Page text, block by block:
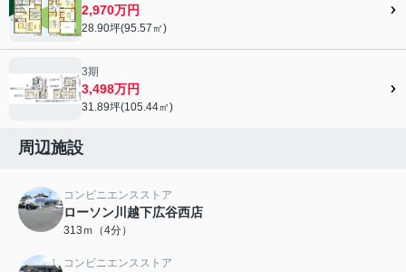
2,970万円
28.90坪(95.57㎡)
3期
3,498万円
31.89坪(105.44㎡)
周辺施設
コンビニエンスストア
ローソン川越下広谷西店
313ｍ（4分）
コンビニエンスストア